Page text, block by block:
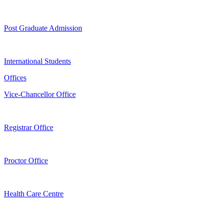
Post Graduate Admission
International Students
Offices
Vice-Chancellor Office
Registrar Office
Proctor Office
Health Care Centre